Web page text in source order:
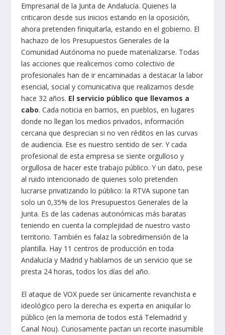
Empresarial de la Junta de Andalucía. Quienes la
criticaron desde sus inicios estando en la oposición,
ahora pretenden finiquitarla, estando en el gobierno. El
hachazo de los Presupuestos Generales de la
Comunidad Autónoma no puede materializarse. Todas
las acciones que realicemos como colectivo de
profesionales han de ir encaminadas a destacar la labor
esencial, social y comunicativa que realizamos desde
hace 32 años. El servicio público que llevamos a
cabo. Cada noticia en barrios, en pueblos, en lugares
donde no llegan los medios privados, información
cercana que desprecian si no ven réditos en las curvas
de audiencia. Ese es nuestro sentido de ser. Y cada
profesional de esta empresa se siente orgulloso y
orgullosa de hacer este trabajo público. Y un dato, pese
al ruido intencionado de quienes solo pretenden
lucrarse privatizando lo público: la RTVA supone tan
solo un 0,35% de los Presupuestos Generales de la
Junta. Es de las cadenas autonómicas más baratas
teniendo en cuenta la complejidad de nuestro vasto
territorio. También es falaz la sobredimensión de la
plantilla. Hay 11 centros de producción en toda
Andalucía y Madrid y hablamos de un servicio que se
presta 24 horas, todos los días del año.
El ataque de VOX puede ser únicamente revanchista e
ideológico pero la derecha es experta en aniquilar lo
público (en la memoria de todos está Telemadrid y
Canal Nou). Curiosamente pactan un recorte inasumible